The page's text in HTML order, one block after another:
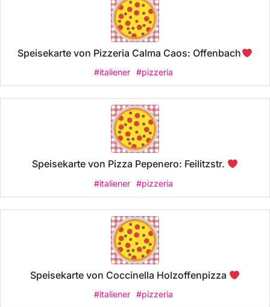
Speisekarte von Pizzeria Calma Caos: Offenbach
#italiener #pizzeria
Speisekarte von Pizza Pepenero: Feilitzstr.
#italiener #pizzeria
Speisekarte von Coccinella Holzoffenpizza
#italiener #pizzeria